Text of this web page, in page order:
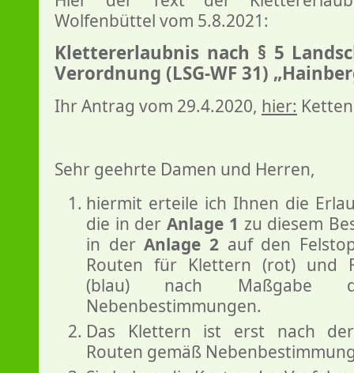
Wolfenbüttel vom 5.8.2021:
Klettererlaubnis nach § 5
Verordnung (LSG-WF 31)
Ihr Antrag vom 29.4.2020, hier:
Sehr geehrte Damen und Herren,
hiermit erteile ich Ihnen die
die in derAnlage 1 zu diesem
in derAnlage 2auf den
Routen für Klettern (rot) und
(blau) nach Maßgabe
Nebenbestimmungen.
Das Klettern ist erst nach
Routen gemäß